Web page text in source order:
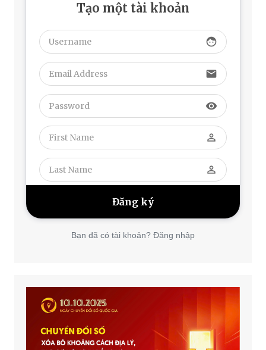
Tạo một tài khoản
face
email
visibility
perm_identity
perm_identity
Bạn đã có tài khoản? Đăng nhập